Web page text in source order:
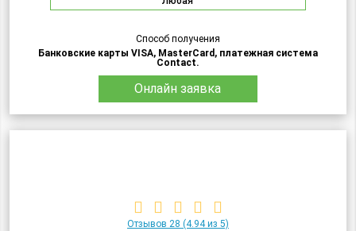
Способ получения
Банковские карты VISA, MasterCard, платежная система
Contact.
Онлайн заявка
Отзывов 28 (4.94 из 5)